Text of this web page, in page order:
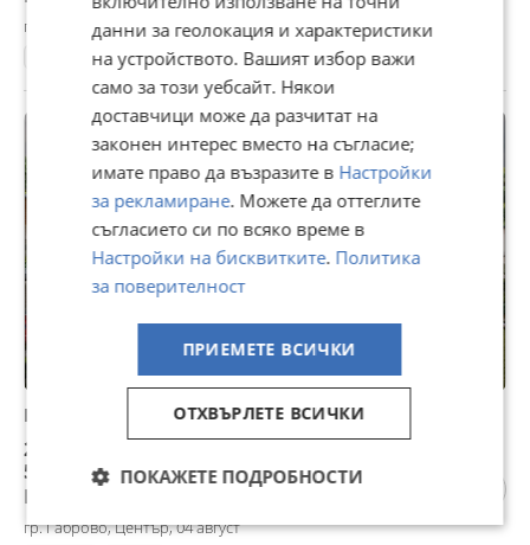
гр. Габрово, Войново, 04 август
1 ет.
Продава КЪЩА, гр. Габрово, Център
295 527 €
578 000,57 лв
Цената е с включен ДДС
гр. Габрово, Център, 04 август
данни за геолокация и характеристики
на устройството. Вашият избор важи
само за този уебсайт. Някои
доставчици може да разчитат на
законен интерес вместо на съгласие;
имате право да възразите в Настройки
за рекламиране. Можете да оттеглите
съгласието си по всяко време в
Настройки на бисквитките. Политика
за поверителност
ПРИЕМЕТЕ ВСИЧКИ
ОТХВЪРЛЕТЕ ВСИЧКИ
ПОКАЖЕТЕ ПОДРОБНОСТИ